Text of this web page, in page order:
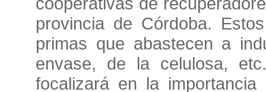
provincia de Córdoba.
primas que abastecen a
envase, de la celulosa,
focalizará en la